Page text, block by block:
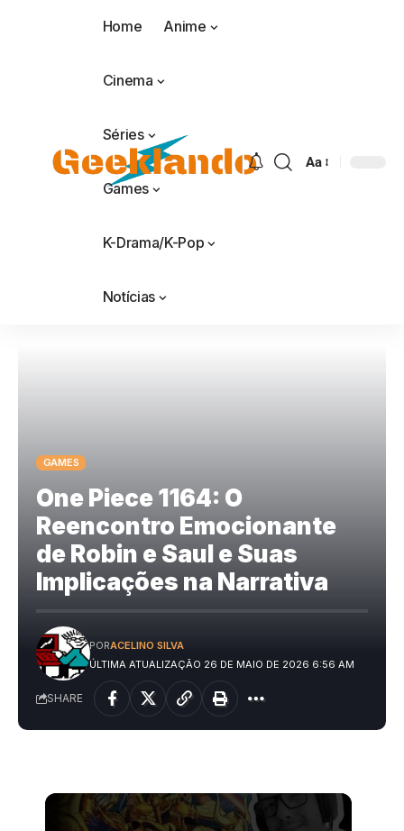
Home Anime
Cinema
Séries
Games
K-Drama/K-Pop
Notícias
Aa
GAMES
One Piece 1164: O
Reencontro Emocionante
de Robin e Saul e Suas
Implicações na Narrativa
ÚLTIMA ATUALIZAÇÃO 26 DE MAIO DE 2026 6:56 AM
PORACELINO SILVA
SHARE